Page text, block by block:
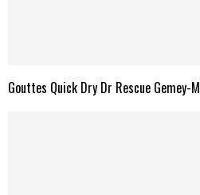
Gouttes Quick Dry Dr Rescue Gemey-